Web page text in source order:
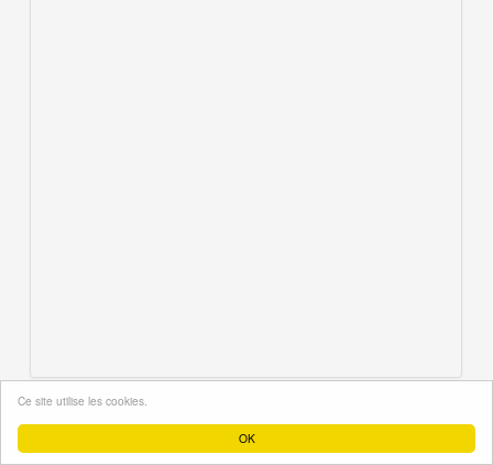
OK
Ce site utilise les cookies.